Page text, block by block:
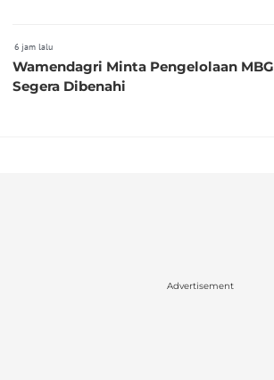
6 jam lalu
Wamendagri Minta Pengelolaan MBG
Segera Dibenahi
Advertisement